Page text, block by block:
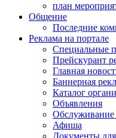
план
Общение
Последние
Реклама на портале
Специальные
Прейскурант
Главная
Баннерная
Каталог
Объявления
Обслуживание
Афиша
Документы